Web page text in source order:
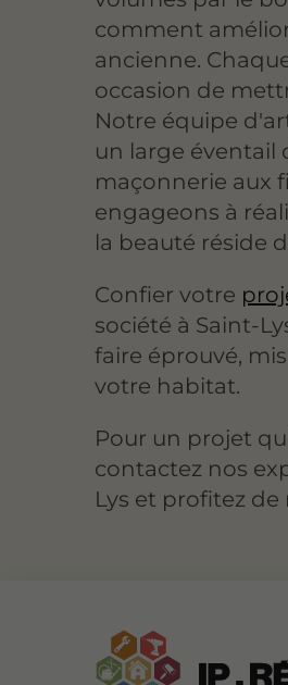
comment
ancienne.
occasion de
Notre équipe
un large éventail
maçonnerie aux
engageons à
la beauté réside
Confier votre
société à Saint-
faire éprouvé,
votre habitat.
Pour un projet
contactez nos
Lys et profitez